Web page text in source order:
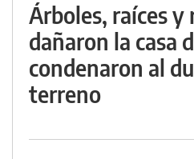
Árboles, raíces y
dañaron la casa
condenaron al
terreno